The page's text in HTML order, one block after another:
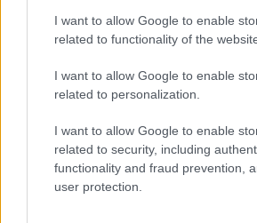
I want to allow Google to enable
related to functionality of the
I want to allow Google to enable
related to personalization.
I want to allow Google to enable
related to security, including
functionality and fraud prevention,
user protection.
HELLENiQ ENERGY: Κέρδη
393 εκατ. ευρώ στο α'
εξάμηνο – Στα 734 εκατ.